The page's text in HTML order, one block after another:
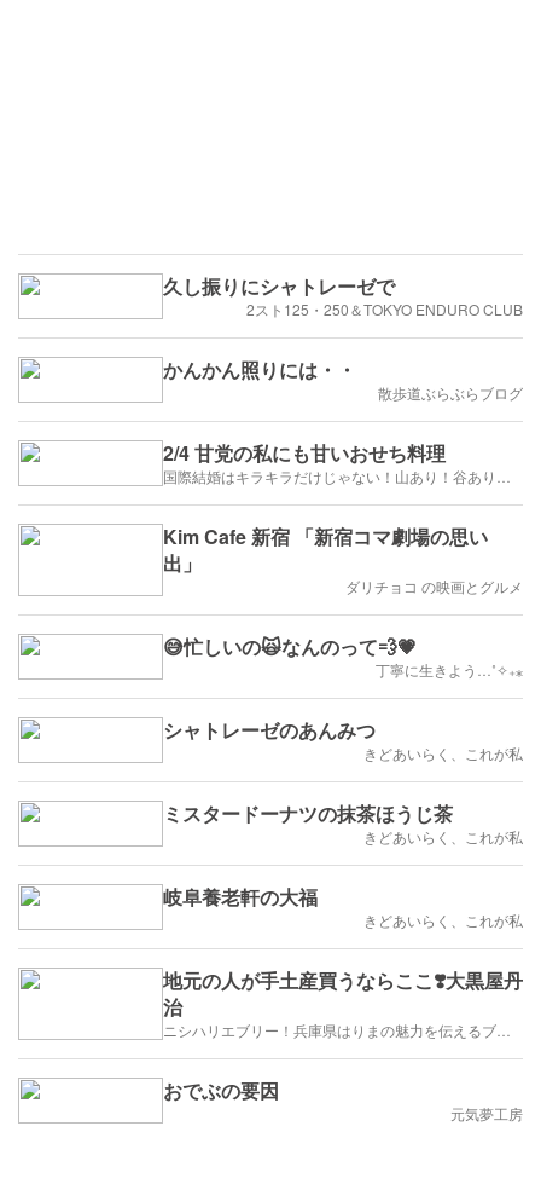
久し振りにシャトレーゼで
2スト125・250＆TOKYO ENDURO CLUB
かんかん照りには・・
散歩道ぶらぶらブログ
2/4 甘党の私にも甘いおせち料理
Kim Cafe 新宿 「新宿コマ劇場の思い
出」
ダリチョコ の映画とグルメ
😅忙しいの🙀なんのって💨💗
丁寧に生きよう…˚✧₊⁎
シャトレーゼのあんみつ
きどあいらく、これが私
ミスタードーナツの抹茶ほうじ茶
きどあいらく、これが私
岐阜養老軒の大福
きどあいらく、これが私
地元の人が手土産買うならここ❣️大黒屋丹
治
おでぶの要因
元気夢工房